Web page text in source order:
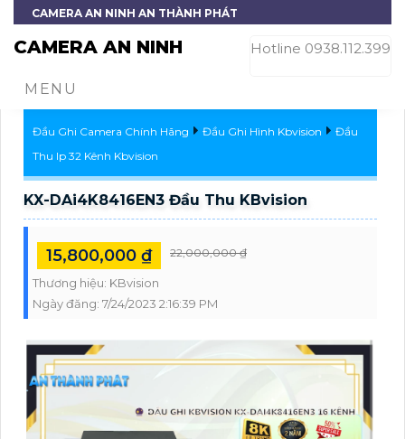
CAMERA AN NINH AN THÀNH PHÁT
CAMERA AN NINH Hotline 0938.112.399
MENU
Đầu Ghi Camera Chính Hãng Đầu Ghi Hình Kbvision
Đầu
Thu Ip 32 Kênh Kbvision
KX-DAi4K8416EN3 Đầu Thu KBvision
15,800,000 ₫ 22,000,000 ₫
Thương hiệu: KBvision
Ngày đăng: 7/24/2023 2:16:39 PM